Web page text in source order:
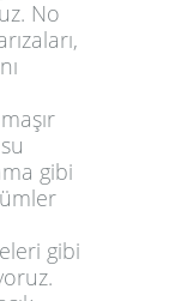
No
gibi
gibi